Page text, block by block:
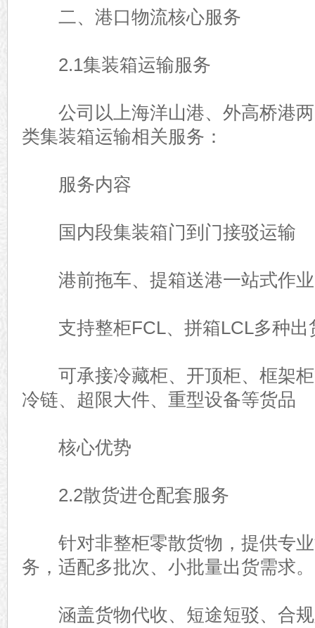
二、港口物流核心服务
2.1集装箱运输服务
公司以上海洋山港、外高桥港两
类集装箱运输相关服务：
服务内容
国内段集装箱门到门接驳运输
港前拖车、提箱送港一站式作业
支持整柜FCL、拼箱LCL多种出
可承接冷藏柜、开顶柜、框架柜
冷链、超限大件、重型设备等货品
核心优势
2.2散货进仓配套服务
针对非整柜零散货物，提供专业
务，适配多批次、小批量出货需求。
涵盖货物代收、短途短驳、合规